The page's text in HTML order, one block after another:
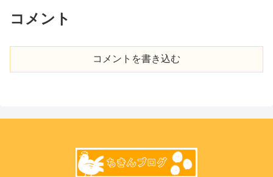
コメント
コメントを書き込む